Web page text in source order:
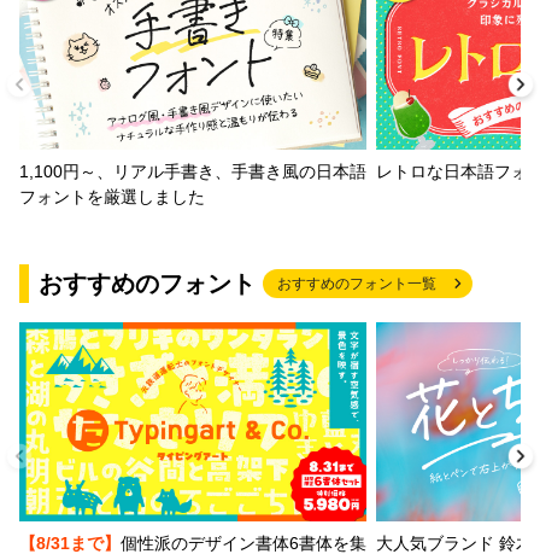
1,100円～、リアル手書き、手書き風の日本語
フォントを厳選しました
レトロな日本語フォ
おすすめのフォント おすすめのフォント一覧
【8/31まで】 個性派のデザイン書体6書体を集 大人気ブランド 鈴木